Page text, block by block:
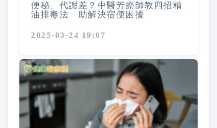
便秘、代謝差？中醫芳療師教四招精
油排毒法 助解決宿便困擾
2025-03-24 19:07